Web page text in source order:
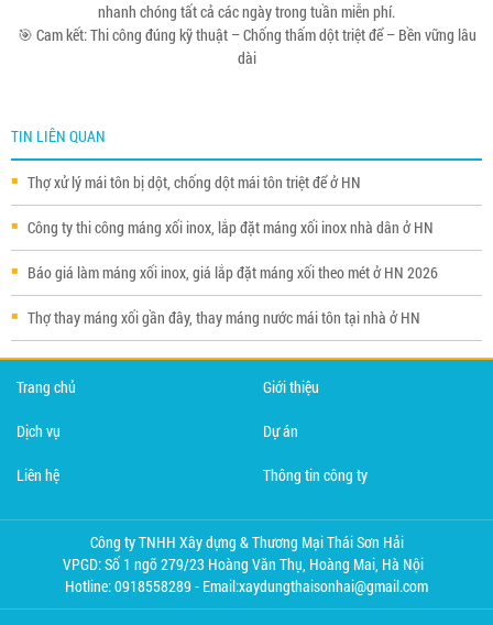
nhanh chóng tất cả các ngày trong tuần miễn phí.
🎯 Cam kết: Thi công đúng kỹ thuật – Chống thấm dột triệt để – Bền vững lâu
dài
TIN LIÊN QUAN
Thợ xử lý mái tôn bị dột, chống dột mái tôn triệt để ở HN
Công ty thi công máng xối inox, lắp đặt máng xối inox nhà dân ở HN
Báo giá làm máng xối inox, giá lắp đặt máng xối theo mét ở HN 2026
Thợ thay máng xối gần đây, thay máng nước mái tôn tại nhà ở HN
Trang chủ Giới thiệu
Dịch vụ Dự án
Liên hệ Thông tin công ty
Công ty TNHH Xây dựng & Thương Mại Thái Sơn Hải
VPGD: Số 1 ngõ 279/23 Hoàng Văn Thụ, Hoàng Mai, Hà Nội
Hotline: 0918558289 - Email:xaydungthaisonhai@gmail.com